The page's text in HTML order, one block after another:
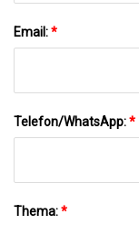
Email:*
Telefon/WhatsApp:*
Thema:*